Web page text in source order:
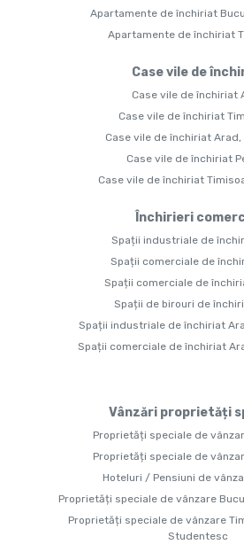
Apartamente de închiriat
Apartamente de închiriat
Case vile de
Case vile de închiriat
Case vile de închiriat
Case vile de închiriat Arad,
Case vile de închiriat
Case vile de închiriat
Închirieri
Spații industriale de
Spații comerciale de
Spații comerciale de
Spații de birouri de
Spații industriale de închiriat
Spații comerciale de închiriat
Vânzări proprietăți
Proprietăți speciale de
Proprietăți speciale de
Hoteluri / Pensiuni de
Proprietăți speciale de vânzare
Proprietăți speciale de vânzare
Studentesc